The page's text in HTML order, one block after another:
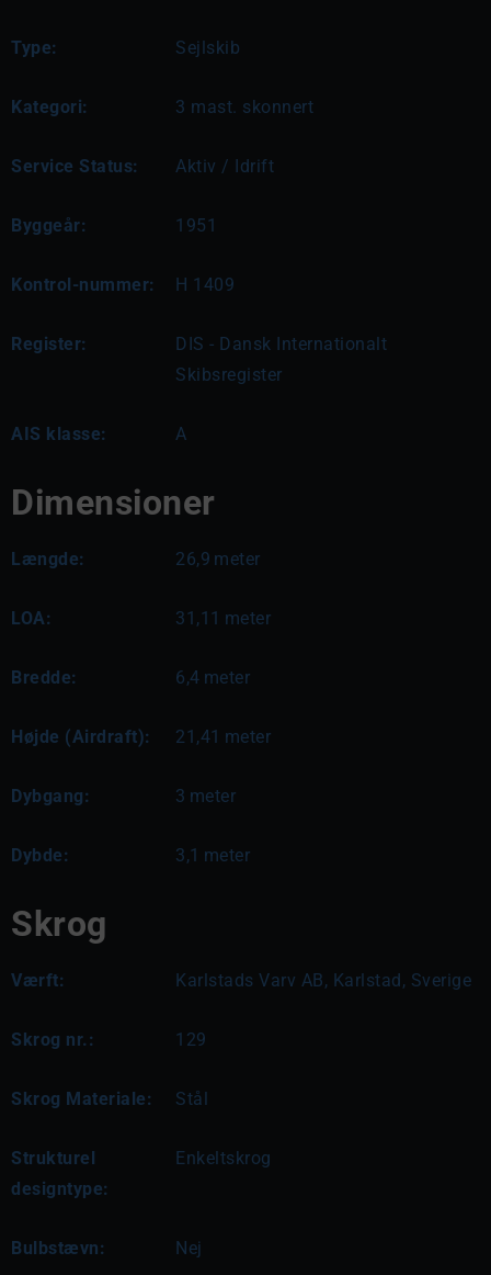
Type: Sejlskib
Kategori: 3 mast. skonnert
Service Status: Aktiv / Idrift
Byggeår: 1951
Kontrol-nummer: H 1409
Register:
DIS - Dansk Internationalt
Skibsregister
AIS klasse: A
Dimensioner
Længde: 26,9 meter
LOA: 31,11 meter
Bredde: 6,4 meter
Højde (Airdraft): 21,41 meter
Dybgang: 3 meter
Dybde: 3,1 meter
Skrog
Værft: Karlstads Varv AB, Karlstad, Sverige
Skrog nr.: 129
Skrog Materiale: Stål
Strukturel
designtype:
Enkeltskrog
Bulbstævn: Nej